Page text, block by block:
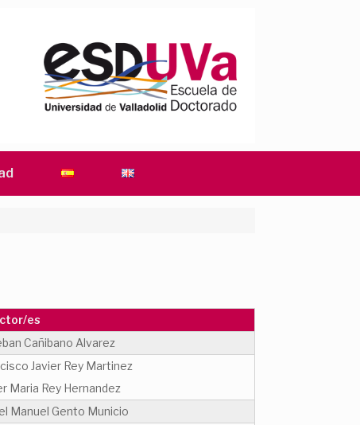
es
Cañibano Alvarez
Javier Rey Martinez
Maria Rey Hernandez
Manuel Gento Municio